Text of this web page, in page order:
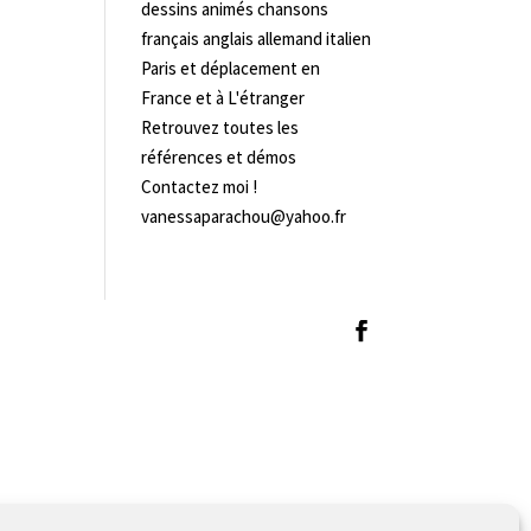
dessins animés chansons
français anglais allemand italien
Paris et déplacement en
France et à L'étranger
Retrouvez toutes les
références et démos
Contactez moi !
vanessaparachou@yahoo.fr